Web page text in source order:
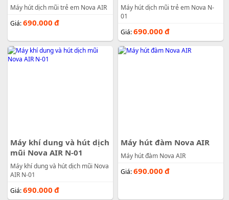
Máy hút dịch mũi trẻ em Nova AIR
Giá:690.000 đ
Máy hút dịch mũi trẻ em Nova N-
01
Giá:690.000 đ
Máy khí dung và hút dịch
mũi Nova AIR N-01
Máy khí dung và hút dịch mũi Nova
AIR N-01
Giá:690.000 đ
Máy hút đàm Nova AIR
Máy hút đàm Nova AIR
Giá:690.000 đ